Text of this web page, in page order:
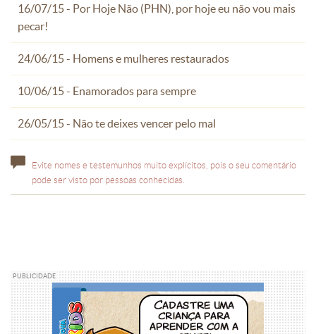
16/07/15 - Por Hoje Não (PHN), por hoje eu não vou mais
pecar!
24/06/15 - Homens e mulheres restaurados
10/06/15 - Enamorados para sempre
26/05/15 - Não te deixes vencer pelo mal
Evite nomes e testemunhos muito explícitos, pois o seu comentário
pode ser visto por pessoas conhecidas.
PUBLICIDADE